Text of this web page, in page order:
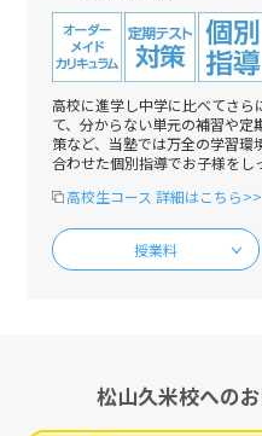
高校に進学し中学に比べてさ
て、分からない単元の補習や
策など、当塾では万全の学習環
合わせた個別指導でお子様をし
高校生コース 詳細はこちら>>
授業料
松山久米校への